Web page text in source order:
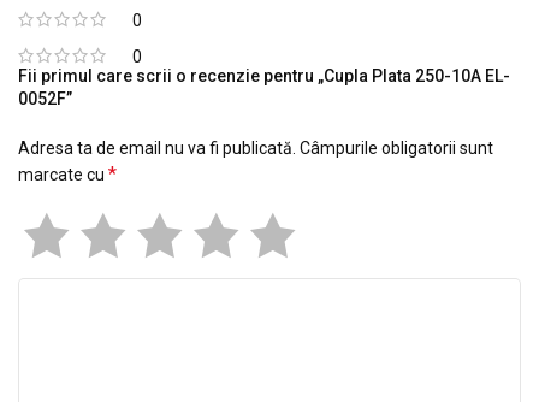
0
0
Fii primul care scrii o recenzie pentru „Cupla Plata 250-10A EL-
0052F”
Adresa ta de email nu va fi publicată. Câmpurile obligatorii sunt
marcate cu *